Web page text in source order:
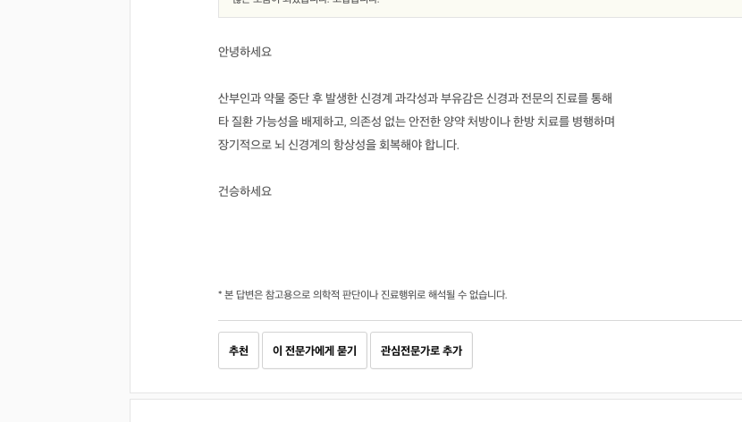
안녕하세요
산부인과 약물 중단 후 발생한 신경계 과각성과 부유감은 신경과 전문의 진료를 통해
타 질환 가능성을 배제하고, 의존성 없는 안전한 양약 처방이나 한방 치료를 병행하며
장기적으로 뇌 신경계의 항상성을 회복해야 합니다.
건승하세요
* 본 답변은 참고용으로 의학적 판단이나 진료행위로 해석될 수 없습니다.
추천 이 전문가에게 묻기 관심전문가로 추가